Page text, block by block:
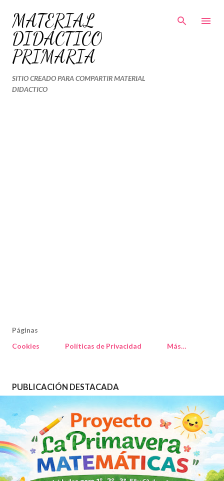
Ir al contenido principal
MATERIAL
DIDÁCTICO
PRIMARIA
SITIO CREADO PARA COMPARTIR MATERIAL
DIDACTICO
Páginas
Cookies
Políticas de Privacidad Más…
PUBLICACIÓN DESTACADA